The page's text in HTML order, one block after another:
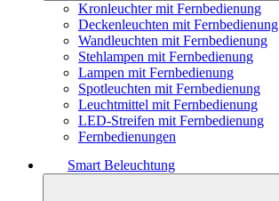
Kronleuchter mit Fernbedienung
Deckenleuchten mit Fernbedienung
Wandleuchten mit Fernbedienung
Stehlampen mit Fernbedienung
Lampen mit Fernbedienung
Spotleuchten mit Fernbedienung
Leuchtmittel mit Fernbedienung
LED-Streifen mit Fernbedienung
Fernbedienungen
Smart Beleuchtung